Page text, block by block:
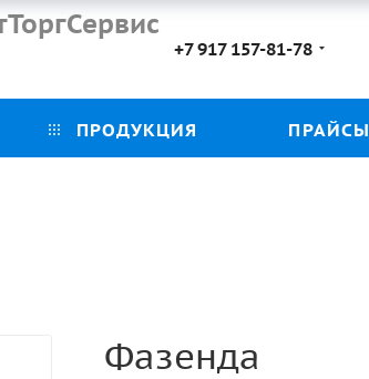
+7 917 157-81-78
ПРОДУКЦИЯ ПРАЙСЫ
Фазенда